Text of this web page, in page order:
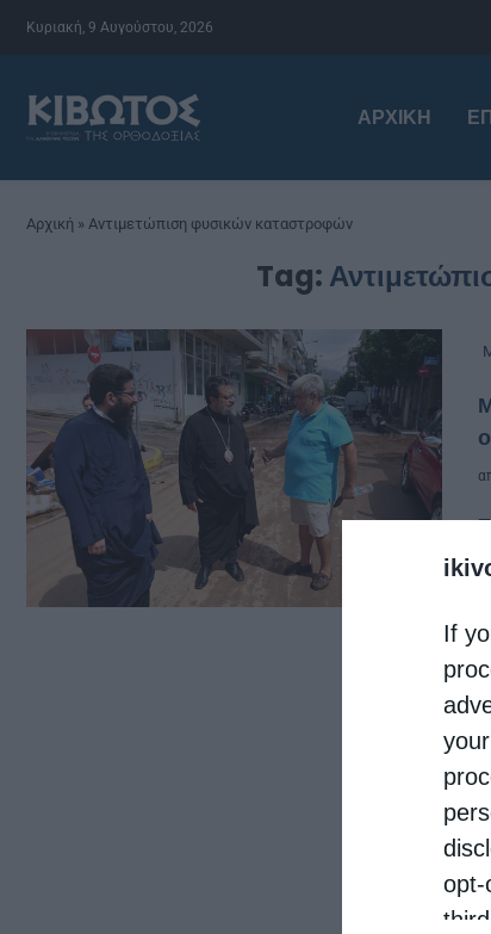
If
opt-
Κυριακή, 9 Αυγούστου, 2026
ΑΡΧΙΚΉ
Αρχική » Αντιμετώπιση φυσικών καταστροφών
Tag: